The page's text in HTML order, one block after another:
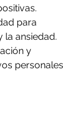
para
la ansiedad.
y
personales